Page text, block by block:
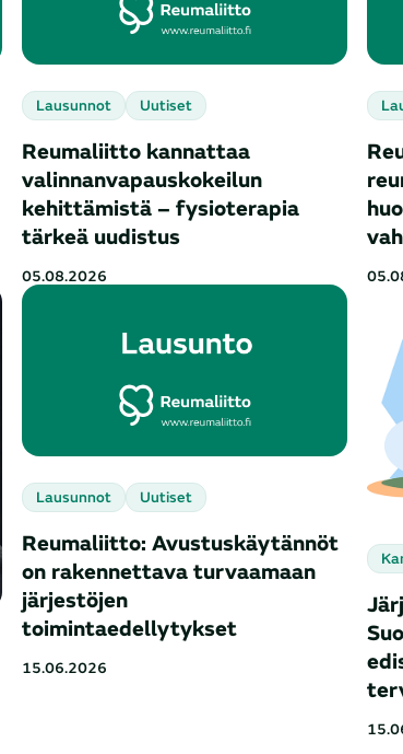
Lausunnot Uutiset
Reumaliitto kannattaa
valinnanvapauskokeilun
kehittämistä – fysioterapia
tärkeä uudistus
05.08.2026
Lausunnot Uutiset
Reumaliitto: Avustuskäytännöt
on rakennettava turvaamaan
järjestöjen
toimintaedellytykset
15.06.2026